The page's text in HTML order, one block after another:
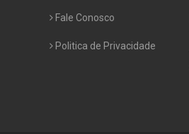
Fale Conosco
Politica de Privacidade